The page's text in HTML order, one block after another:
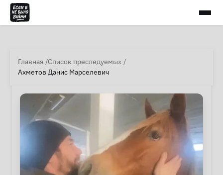
Главная Список преследуемых
Ахметов Данис Марселевич